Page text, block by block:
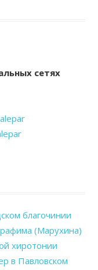
сетях
благочинии
(Марухина)
хиротонии
в Павловском